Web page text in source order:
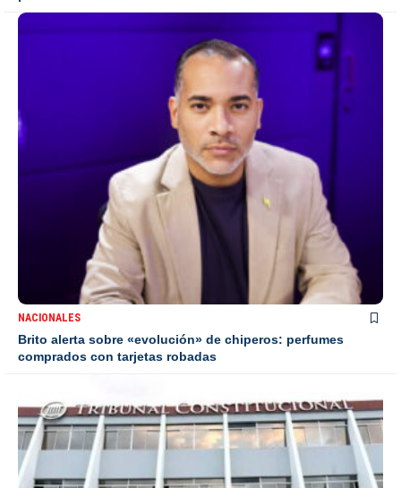
NACIONALES
Brito alerta sobre «evolución» de chiperos: perfumes
comprados con tarjetas robadas